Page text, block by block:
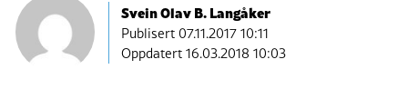
Svein Olav B. Langåker
Publisert07.11.2017 10:11
Oppdatert 16.03.2018 10:03